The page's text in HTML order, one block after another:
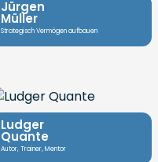
Jürgen
Müller
Strategisch Vermögen aufbauen
Ludger
Quante
Autor, Trainer, Mentor